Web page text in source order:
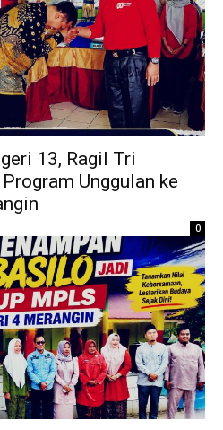
13, Ragil Tri
Unggulan ke
0